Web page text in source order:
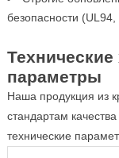
безопасности
Технические
параметры
Наша продукция из
стандартам
технические